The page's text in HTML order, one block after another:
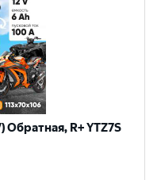
Обратная, R+ YTZ7S